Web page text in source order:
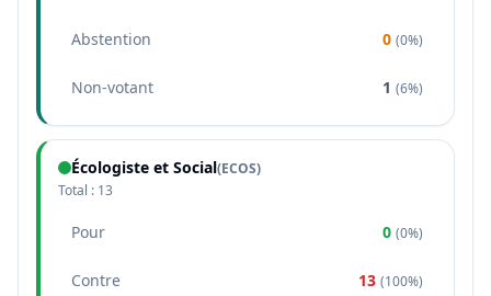
Abstention 0 (0%)
Non-votant 1 (6%)
Écologiste et Social(ECOS)
Total : 13
Pour 0 (0%)
Contre 13 (100%)